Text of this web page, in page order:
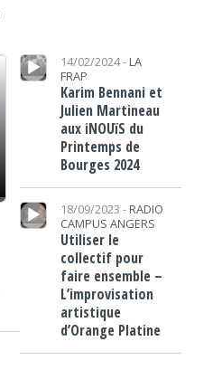
Lecteur audio 14/02/2024 - LA
FRAP
Karim Bennani et
Julien Martineau
aux iNOUïS du
Printemps de
Bourges 2024
Lecteur audio
18/09/2023 - RADIO
CAMPUS ANGERS
Utiliser le
collectif pour
faire ensemble –
L’improvisation
artistique
d’Orange Platine